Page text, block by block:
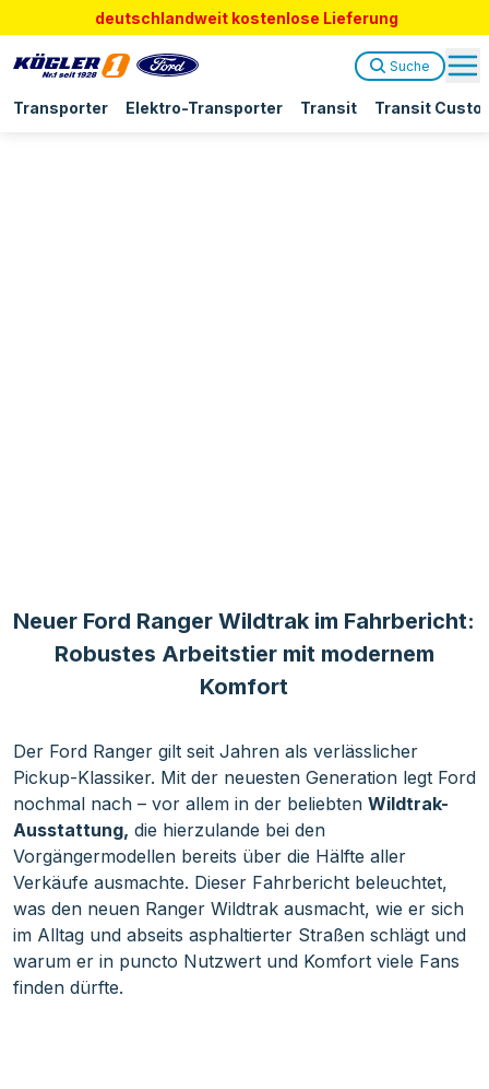
deutschlandweit kostenlose Lieferung
Transporter Elektro-Transporter Transit Transit
Suche
Neuer Ford Ranger Wildtrak im Fahrbericht:
Robustes Arbeitstier mit modernem
Komfort
Der Ford Ranger gilt seit Jahren als verlässlicher
Pickup-Klassiker. Mit der neuesten Generation legt Ford
nochmal nach – vor allem in der beliebten Wildtrak-
Ausstattung, die hierzulande bei den
Vorgängermodellen bereits über die Hälfte aller
Verkäufe ausmachte. Dieser Fahrbericht beleuchtet,
was den neuen Ranger Wildtrak ausmacht, wie er sich
im Alltag und abseits asphaltierter Straßen schlägt und
warum er in puncto Nutzwert und Komfort viele Fans
finden dürfte.